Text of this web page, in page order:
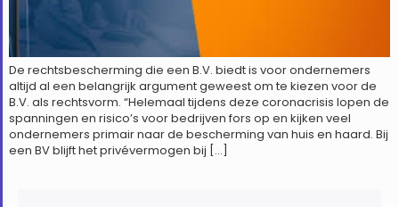
De rechtsbescherming die een B.V. biedt is voor ondernemers
altijd al een belangrijk argument geweest om te kiezen voor de
B.V. als rechtsvorm. “Helemaal tijdens deze coronacrisis lopen de
spanningen en risico’s voor bedrijven fors op en kijken veel
ondernemers primair naar de bescherming van huis en haard. Bij
een BV blijft het privévermogen bij […]